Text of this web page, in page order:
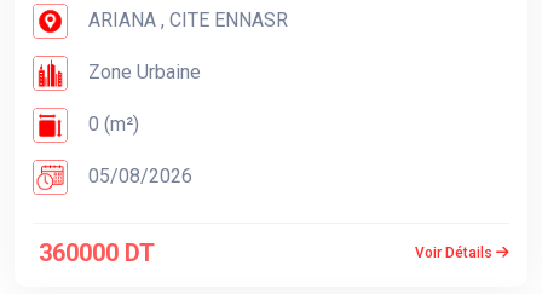
ARIANA , CITE ENNASR
Zone Urbaine
0 (m²)
05/08/2026
360000 DT Voir Détails